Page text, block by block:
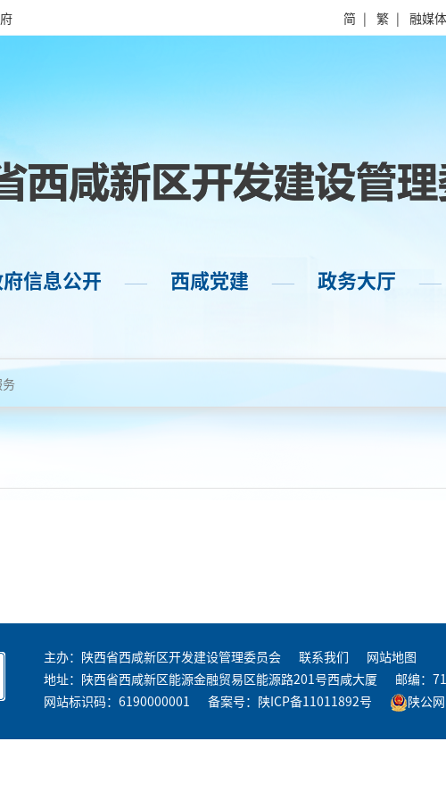
简 | 繁 | 融媒
信息公开 —— 西咸党建 —— 政务大厅 ——
主办：陕西省西咸新区开发建设管理委员会 联系我们
网站地图
地址：陕西省西咸新区能源金融贸易区能源路201号西咸大厦
邮编：
网站标识码：6190000001
备案号： 陕ICP备11011892号 陕公